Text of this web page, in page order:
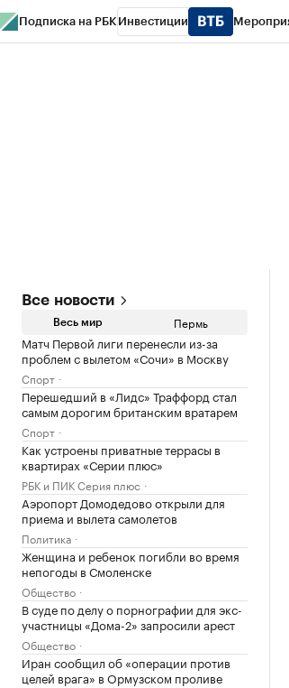
Подписка на РБК Инвестиции
Все новости
Весь мир Пермь
Матч Первой лиги перенесли из-за
проблем с вылетом «Сочи» в Москву
Спорт
Перешедший в «Лидс» Траффорд стал
самым дорогим британским вратарем
Спорт
Как устроены приватные террасы в
квартирах «Серии плюс»
РБК и ПИК Серия плюс
Аэропорт Домодедово открыли для
приема и вылета самолетов
Политика
Женщина и ребенок погибли во время
непогоды в Смоленске
Общество
В суде по делу о порнографии для экс-
участницы «Дома-2» запросили арест
Общество
Иран сообщил об «операции против
целей врага» в Ормузском проливе